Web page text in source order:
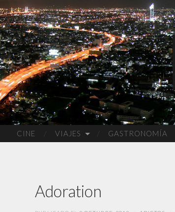
CINE VIAJES GASTRONOMÍA
Adoration